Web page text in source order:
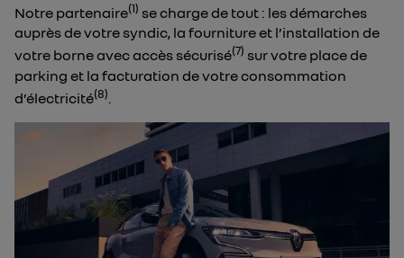
Notre partenaire(1) se charge de tout : les démarches
auprès de votre syndic, la fourniture et l’installation de
votre borne avec accès sécurisé(7) sur votre place de
parking et la facturation de votre consommation
d’électricité(8). ​​